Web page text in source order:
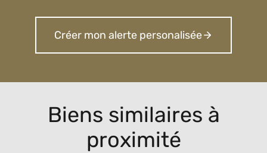
Créer mon alerte personalisée
Biens similaires à
proximité